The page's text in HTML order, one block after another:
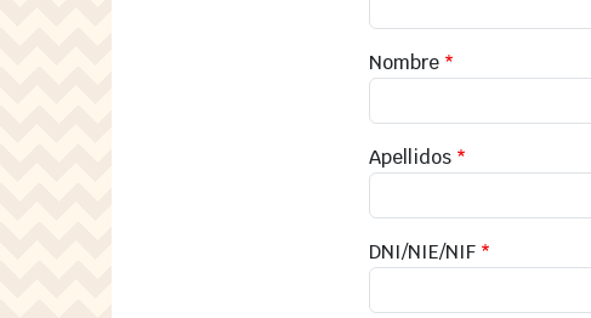
Nombre
Apellidos
DNI/NIE/NIF